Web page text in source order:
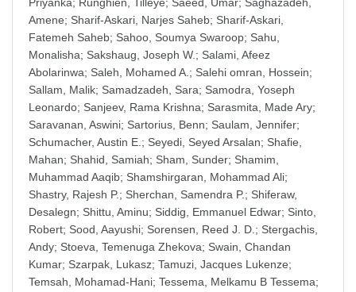
Amene; Sharif-Askari, Narjes Saheb; Sharif-Askari,
Fatemeh Saheb; Sahoo, Soumya Swaroop; Sahu,
Monalisha; Sakshaug, Joseph W. ; Salami, Afeez
Abolarinwa; Saleh, Mohamed A. ; Salehi omran, Hossein;
Sallam, Malik; Samadzadeh, Sara; Samodra, Yoseph
Leonardo; Sanjeev, Rama Krishna; Sarasmita, Made Ary;
Saravanan, Aswini; Sartorius, Benn; Saulam, Jennifer;
Schumacher, Austin E. ; Seyedi, Seyed Arsalan; Shafie,
Mahan; Shahid, Samiah; Sham, Sunder; Shamim,
Muhammad Aaqib; Shamshirgaran, Mohammad Ali;
Shastry, Rajesh P.; Sherchan, Samendra P.; Shiferaw,
Desalegn; Shittu, Aminu; Siddig, Emmanuel Edwar; Sinto,
Robert; Sood, Aayushi; Sorensen, Reed J. D. ; Stergachis,
Andy; Stoeva, Temenuga Zhekova; Swain, Chandan
Kumar; Szarpak, Lukasz; Tamuzi, Jacques Lukenze;
Temsah, Mohamad-Hani; Tessema, Melkamu B Tessema;